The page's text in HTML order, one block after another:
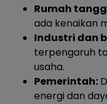
Rumah
ada kenaikan
Industri dan
terpengaruh
usaha.
Pemerintah:
energi dan